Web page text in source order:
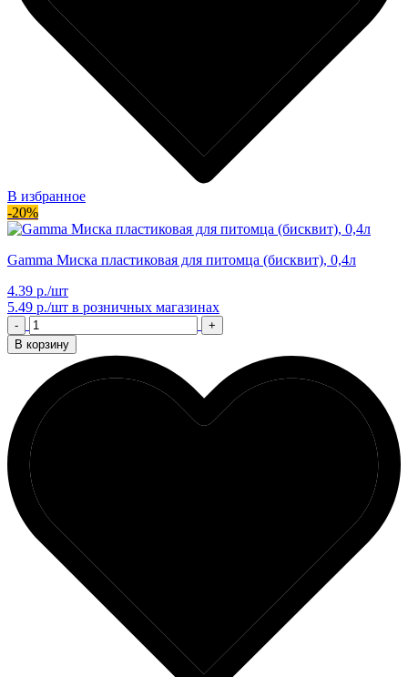
В избранное
-20%
Gamma Миска пластиковая для питомца (бисквит), 0,4л
4.39 р./шт
5.49 р./шт в розничных магазинах
-
+
В корзину